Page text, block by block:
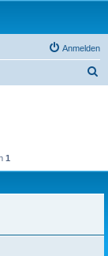
Anmelden
1